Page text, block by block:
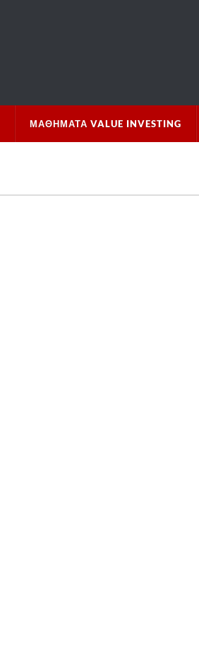
ΜΑΘΉΜΑΤΑ VALUE INVESTING